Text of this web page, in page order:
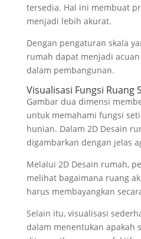
tersedia. Hal ini membuat
menjadi lebih akurat.
Dengan pengaturan skala
rumah dapat menjadi
dalam pembangunan.
Visualisasi Fungsi Ruang
Gambar dua dimensi
untuk memahami fungsi
hunian. Dalam 2D Desain
digambarkan dengan jelas
Melalui 2D Desain rumah,
melihat bagaimana ruang
harus membayangkan
Selain itu, visualisasi
dalam menentukan apakah